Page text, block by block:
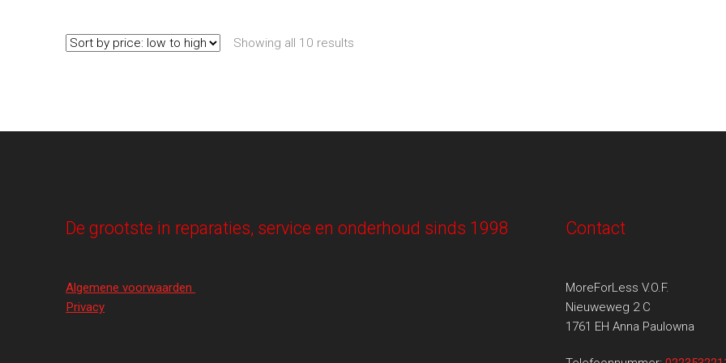
Showing all 10 results
De grootste in reparaties, service en onderhoud sinds 1998
Algemene voorwaarden
Privacy
Contact
MoreForLess V.O.F.
Nieuweweg 2 C
1761 EH Anna Paulowna